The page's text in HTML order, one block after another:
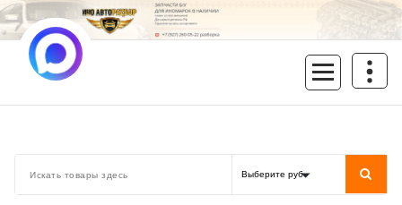
Перейти
к
содержимому